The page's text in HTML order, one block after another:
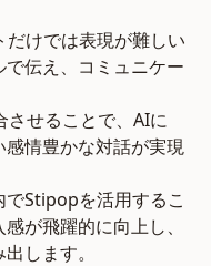
けでは表現が難しい
伝え、コミュニケー
させることで、AIに
感情豊かな対話が実現
Stipopを活用するこ
が飛躍的に向上し、
します。